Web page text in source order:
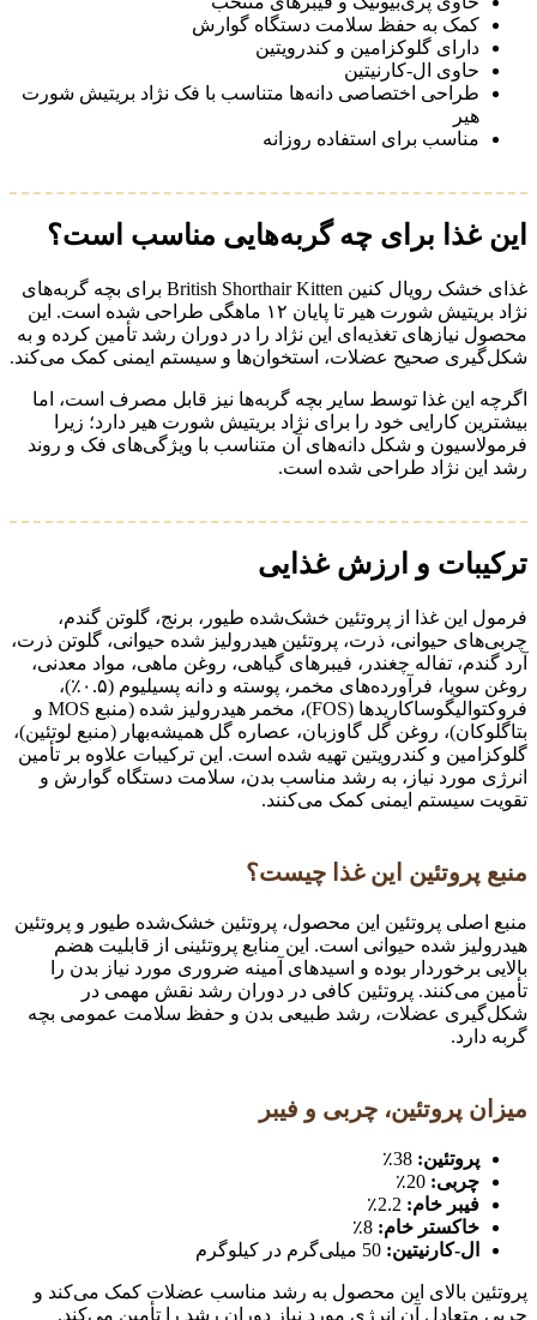
کمک به حفظ سلامت دستگاه گوارش
دارای گلوکزامین و کندرویتین
حاوی ال-کارنیتین
طراحی اختصاصی دانه‌ها متناسب با فک نژاد بریتیش شورت
هیر
مناسب برای استفاده روزانه
این غذا برای چه گربه‌هایی مناسب است؟
غذای خشک رویال کنین British Shorthair Kitten برای بچه گربه‌های
نژاد بریتیش شورت هیر تا پایان ۱۲ ماهگی طراحی شده است. این
محصول نیازهای تغذیه‌ای این نژاد را در دوران رشد تأمین کرده و به
شکل‌گیری صحیح عضلات، استخوان‌ها و سیستم ایمنی کمک می‌کند.
اگرچه این غذا توسط سایر بچه گربه‌ها نیز قابل مصرف است، اما
بیشترین کارایی خود را برای نژاد بریتیش شورت هیر دارد؛ زیرا
فرمولاسیون و شکل دانه‌های آن متناسب با ویژگی‌های فک و روند
رشد این نژاد طراحی شده است.
ترکیبات و ارزش غذایی
فرمول این غذا از پروتئین خشک‌شده طیور، برنج، گلوتن گندم،
چربی‌های حیوانی، ذرت، پروتئین هیدرولیز شده حیوانی، گلوتن ذرت،
آرد گندم، تفاله چغندر، فیبرهای گیاهی، روغن ماهی، مواد معدنی،
روغن سویا، فرآورده‌های مخمر، پوسته و دانه پسیلیوم (۰.۵٪)،
فروکتوالیگوساکاریدها (FOS)، مخمر هیدرولیز شده (منبع MOS و
بتاگلوکان)، روغن گل گاوزبان، عصاره گل همیشه‌بهار (منبع لوتئین)،
گلوکزامین و کندرویتین تهیه شده است. این ترکیبات علاوه بر تأمین
انرژی مورد نیاز، به رشد مناسب بدن، سلامت دستگاه گوارش و
تقویت سیستم ایمنی کمک می‌کنند.
منبع پروتئین این غذا چیست؟
منبع اصلی پروتئین این محصول، پروتئین خشک‌شده طیور و پروتئین
هیدرولیز شده حیوانی است. این منابع پروتئینی از قابلیت هضم
بالایی برخوردار بوده و اسیدهای آمینه ضروری مورد نیاز بدن را
تأمین می‌کنند. پروتئین کافی در دوران رشد نقش مهمی در
شکل‌گیری عضلات، رشد طبیعی بدن و حفظ سلامت عمومی بچه
گربه دارد.
میزان پروتئین، چربی و فیبر
پروتئین:
چربی:
فیبر خام:
خاکستر خام:
ال-کارنیتین:
پروتئین بالای این محصول به رشد مناسب عضلات کمک می‌کند و
چربی متعادل آن انرژی مورد نیاز دوران رشد را تأمین می‌کند.